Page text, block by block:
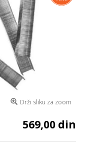
Drži sliku za zoom
569,00 din